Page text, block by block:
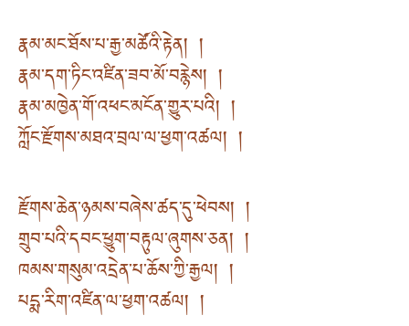
རྣམ་མང་ཐོས་པ་རྒྱ་མཚོའི་རྟེན། །
རྣམ་དག་ཏིང་འཛིན་ཟབ་མོ་བརྙེས། །
རྣམ་མཁྱེན་གོ་འཕང་མངོན་གྱུར་པའི། །
ཀློང་རྫོགས་མཐའ་བྲལ་ལ་ཕྱག་འཚལ། །
རྫོགས་ཆེན་ཉམས་བཞེས་ཚད་དུ་ཕེབས། །
གྲུབ་པའི་དབང་ཕྱུག་བརྟུལ་ཞུགས་ཅན། །
ཁམས་གསུམ་འདྲེན་པ་ཆོས་ཀྱི་རྒྱལ། །
པདྨ་རིག་འཛིན་ལ་ཕྱག་འཚལ། །